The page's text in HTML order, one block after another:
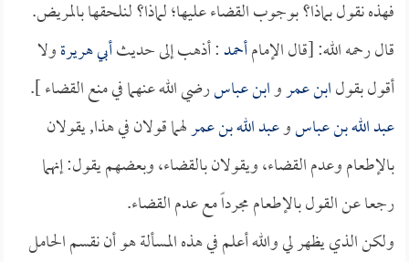
فهذه نقول بماذا؟ بوجوب القضاء عليها؛ لماذا؟ لنلحقها بالمريض.
قال رحمه الله: [قال الإمامأحمد: أذهب إلى حديثأبي هريرةولا
أقول بقولابن عمروابن عباسرضي الله عنهما في منع القضاء ].
عبد الله بن عباسوعبد الله بن عمرلهما قولان في هذا, يقولان
بالإطعام وعدم القضاء، ويقولان بالقضاء، وبعضهم يقول: إنهما
رجعا عن القول بالإطعام مجرداً مع عدم القضاء.
ولكن الذي يظهر لي والله أعلم في هذه المسألة هو أن نقسم الحامل